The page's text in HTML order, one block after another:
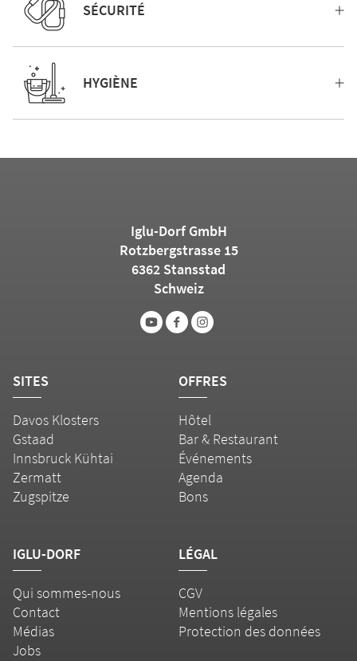
SÉCURITÉ
HYGIÈNE
Iglu-Dorf GmbH
Rotzbergstrasse 15
6362 Stansstad
Schweiz
SITES
Davos Klosters
Gstaad
Innsbruck Kühtai
Zermatt
Zugspitze
OFFRES
Hôtel
Bar & Restaurant
Événements
Agenda
Bons
IGLU-DORF
Qui sommes-nous
Contact
Médias
Jobs
LÉGAL
CGV
Mentions légales
Protection des données